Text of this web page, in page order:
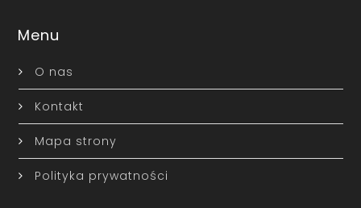
Menu
O nas
Kontakt
Mapa strony
Polityka prywatności